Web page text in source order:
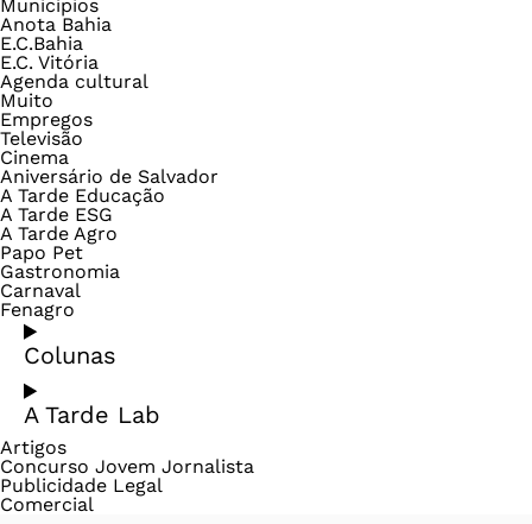
Municípios
Anota Bahia
E.C.Bahia
E.C. Vitória
Agenda cultural
Muito
Empregos
Televisão
Cinema
Aniversário de Salvador
A Tarde Educação
A Tarde ESG
A Tarde Agro
Papo Pet
Gastronomia
Carnaval
Fenagro
Colunas
A Tarde Lab
Artigos
Concurso Jovem Jornalista
Publicidade Legal
Comercial